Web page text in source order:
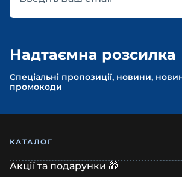
Надтаємна розсилка
Спеціальні пропозиції, новини,
промокоди
КАТАЛОГ
Акції та подарунки 🎁